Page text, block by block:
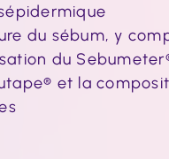
du sébum, y
du
et la